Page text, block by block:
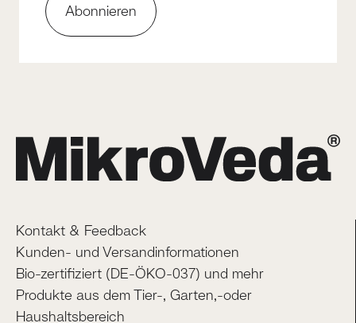
Abonnieren
Kontakt & Feedback
Kunden- und Versandinformationen
Bio-zertifiziert (DE-ÖKO-037) und mehr
Produkte aus dem Tier-, Garten,-oder
Haushaltsbereich